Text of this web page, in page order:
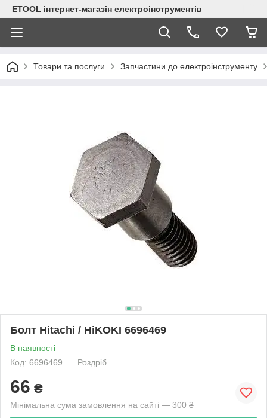
ETOOL інтернет-магазін електроінструментів
Товари та послуги Запчастини до електроінструменту
Болт Hitachi / HiKOKI 6696469
В наявності
Код: 6696469
Роздріб
66 ₴
Мінімальна сума замовлення на сайті — 300 ₴